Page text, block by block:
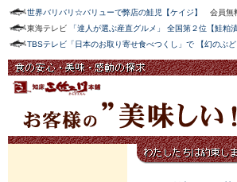
世界バリバリ☆バリューで弊店の鮭児【ケイジ】
会員無
東海テレビ
「達人が選ぶ産直グルメ」 全国第２位【鮭粕漬
TBSテレビ「日本のお取り寄せ食べつくし」で 【幻のぶど